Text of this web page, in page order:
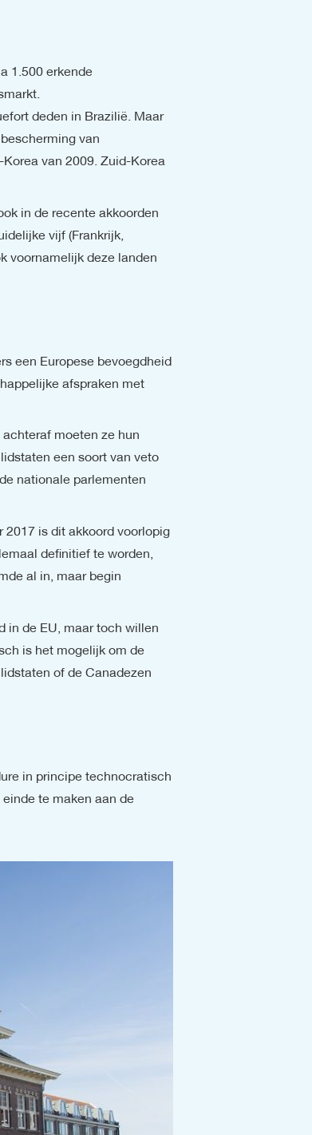
1.500 erkende
deden in Brazilië. Maar
van
van 2009. Zuid-Korea
in de recente akkoorden
vijf (Frankrijk,
voornamelijk deze landen
een Europese bevoegdheid
afspraken met
moeten ze hun
een soort van veto
nationale parlementen
2017 is dit akkoord voorlopig
definitief te worden,
al in, maar begin
in de EU, maar toch willen
is het mogelijk om de
of de Canadezen
in principe technocratisch
te maken aan de